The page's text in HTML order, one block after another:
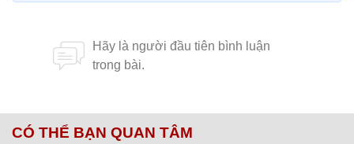
CÓ THỂ BẠN QUAN TÂM